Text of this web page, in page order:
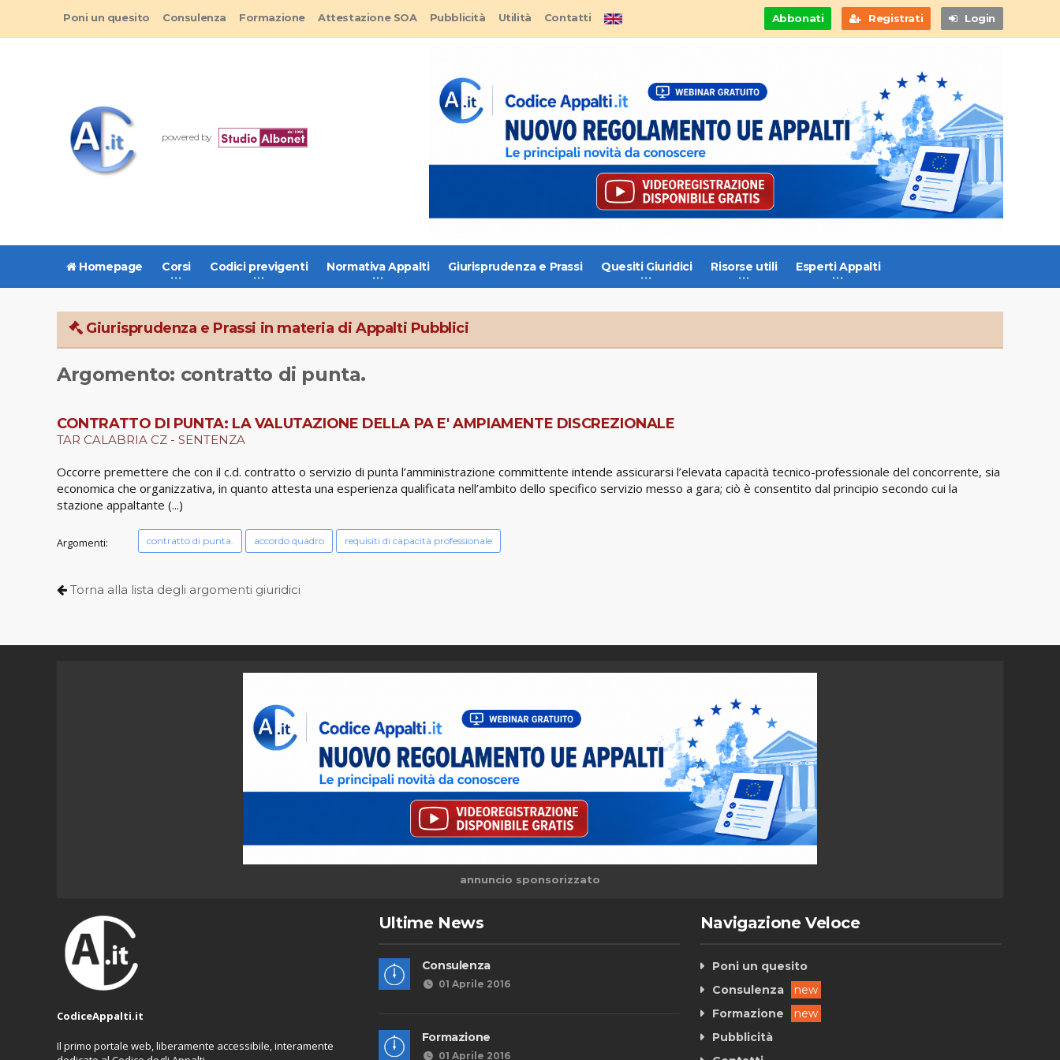
Abbonati Registrati Login
Poni un quesito Consulenza Formazione Attestazione SOA Pubblicità Utilità Contatti
powered by
Homepage Corsi Codici previgenti Normativa Appalti Giurisprudenza e Prassi Quesiti Giuridici Risorse utili Esperti Appalti
Giurisprudenza e Prassi in materia di Appalti Pubblici
Argomento: contratto di punta.
CONTRATTO DI PUNTA: LA VALUTAZIONE DELLA PA E' AMPIAMENTE DISCREZIONALE
TAR CALABRIA CZ - SENTENZA
Occorre premettere che con il c.d. contratto o servizio di punta l’amministrazione committente intende assicurarsi l’elevata capacità tecnico-professionale del concorrente, sia
economica che organizzativa, in quanto attesta una esperienza qualificata nell’ambito dello specifico servizio messo a gara; ciò è consentito dal principio secondo cui la
stazione appaltante (...)
Argomenti: contratto di punta. accordo quadro requisiti di capacità professionale
Torna alla lista degli argomenti giuridici
annuncio sponsorizzato
CodiceAppalti.it
Il primo portale web, liberamente accessibile, interamente
Ultime News
Consulenza
01 Aprile 2016
Formazione
01 Aprile 2016
Navigazione Veloce
Poni un quesito
Consulenza
new
Formazione
new
Pubblicità